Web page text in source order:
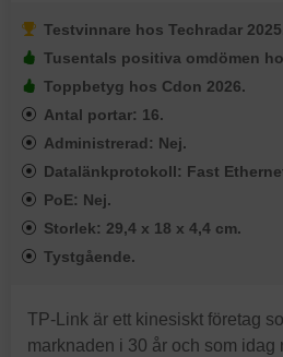
Testvinnare hos Techradar
Tusentals positiva omdömen
Toppbetyg hos Cdon 2026.
Antal portar: 16.
Administrerad: Nej.
Datalänkprotokoll: Fast
PoE: Nej.
Storlek: 29,4 x 18 x 4,4 cm.
Tystgående.
TP-Link är ett kinesiskt företag
marknaden i 30 år och som idag